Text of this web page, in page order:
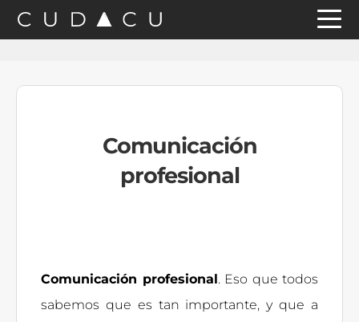
Saltar
a
Saltar
al
Saltar
a
Comunicación
profesional
Comunicación profesional. Eso que todos
sabemos que es tan importante, y que a